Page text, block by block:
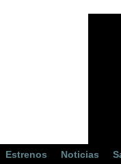
Estrenos Noticias